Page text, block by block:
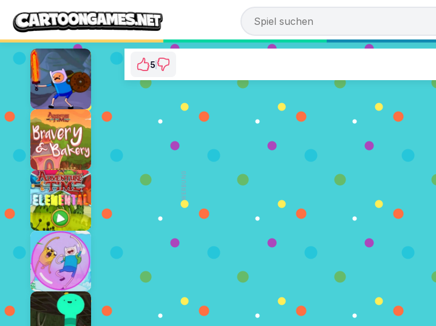
⭐ 100% (5 Stimmen)
JETZT SPIELEN
5
WERBUNG